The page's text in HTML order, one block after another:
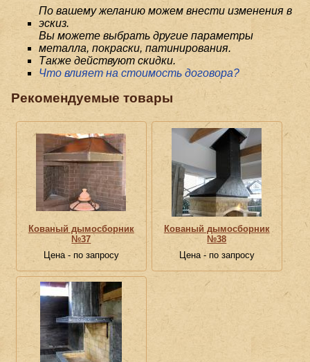
По вашему желанию можем внести изменения в
эскиз.
Вы можете выбрать другие параметры
металла, покраски, патинирования.
Также действуют скидки.
Что влияет на стоимость договора?
Рекомендуемые товары
Кованый дымосборник
№37
Цена - по запросу
Кованый дымосборник
№38
Цена - по запросу